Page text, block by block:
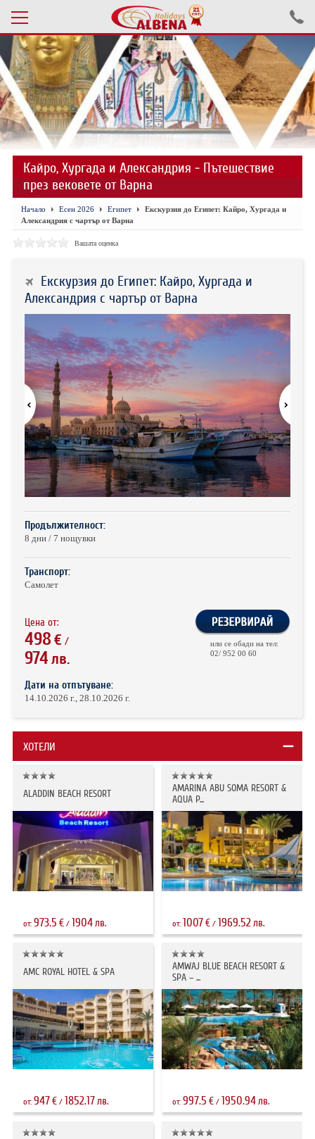
Проверка на резервация
ПОЧИВКИ С АВТОБУС 2026
ПОЧИВКИ СЪС САМОЛЕТ
ЕКСКУРЗИИ САМОЛЕТ
ЕКСКУРЗИИ АВТОБУС
БЪЛГАРИЯ
ТУРЦИЯ С КОЛА
НОВА ГОДИНА 2027
ХОТЕЛИ В АЛБАНИЯ
АВТОБУСИ ПОД НАЕМ
ЗА НАС
КОНТАКТИ
ОБЩИ УСЛОВИЯ ПАКЕТНИ
ПЪТУВАНИЯ
ПОЛИТИКА ЗА ПОВЕРИТЕЛНОСТ
Кайро, Хургада и Александрия - Пътешествие
през вековете от Варна
Начало Есен 2026 Египет
Екскурзия до Египет: Кайро, Хургада и
Александрия с чартър от Варна
Вашата оценка
Екскурзия до Египет: Кайро, Хургада и
Александрия с чартър от Варна
Продължителност:
8 дни / 7 нощувки
Транспорт:
Самолет
Цена от:
498€/
974лв.
или се обади на тел:
02/ 952 00 60
Дати на отпътуване:
14.10.2026 г., 28.10.2026 г.
ХОТЕЛИ
ALADDIN BEACH RESORT
от: 973.5 €/ 1904лв.
AMARINA ABU SOMA RESORT &
AQUA P...
от: 1007€ / 1969.52лв.
AMC ROYAL HOTEL & SPA
от: 947€/ 1852.17лв.
AMWAJ BLUE BEACH RESORT &
SPA – ...
от:997.5 € / 1950.94лв.